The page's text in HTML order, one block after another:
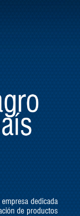
empresa dedicada
de productos